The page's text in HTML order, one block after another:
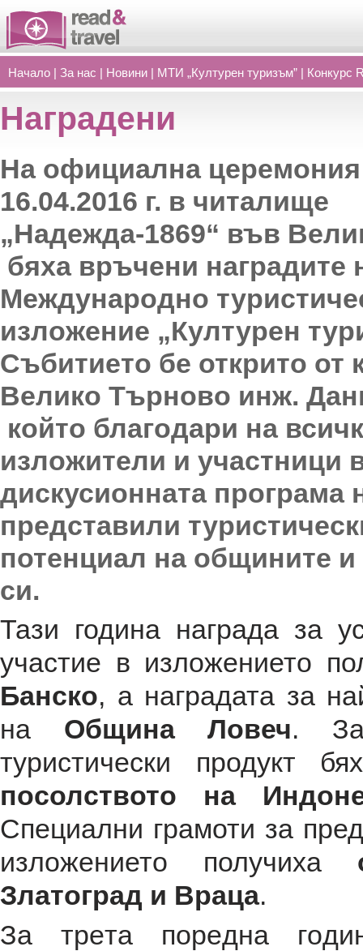
Начало | За нас | Новини | МТИ „Културен туризъм” | Конкурс
Наградени
На официална
16.04.2016 г. в читалище
„Надежда-1869“ във
бяха връчени наградите
Международно
изложение „Културен
Събитието бе открито от
Велико Търново инж.
който благодари на
изложители и участници
дискусионната програма
представили
потенциал на общините
си.
Тази година награда за
участие в изложението
Банско, а наградата за
на Община Ловеч. За
туристически продукт
посолството на
Специални грамоти за
изложението получиха
Златоград и Враца.
Зa тpeтa пopeднa